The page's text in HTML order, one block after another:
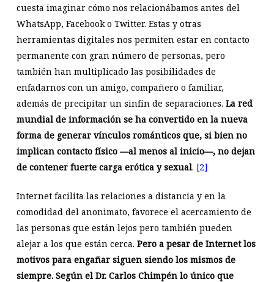
cuesta imaginar cómo nos relacionábamos antes del
WhatsApp, Facebook o Twitter. Estas y otras
herramientas digitales nos permiten estar en contacto
permanente con gran número de personas, pero
también han multiplicado las posibilidades de
enfadarnos con un amigo, compañero o familiar,
además de precipitar un sinfín de separaciones. La red
mundial de información se ha convertido en la nueva
forma de generar vínculos románticos que, si bien no
implican contacto físico —al menos al inicio—, no dejan
de contener fuerte carga erótica y sexual. [2]
Internet facilita las relaciones a distancia y en la
comodidad del anonimato, favorece el acercamiento de
las personas que están lejos pero también pueden
alejar a los que están cerca. Pero a pesar de Internet los
motivos para engañar siguen siendo los mismos de
siempre. Según el Dr. Carlos Chimpén lo único que